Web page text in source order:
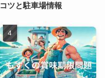
コツと駐車場情報